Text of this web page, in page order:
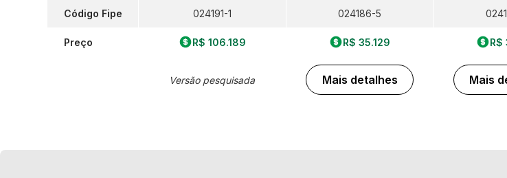
Código Fipe
Preço
024191-1
R$ 106.189
Versão pesquisada
024186-5
R$ 35.129
Mais detalhes
R$
Mais